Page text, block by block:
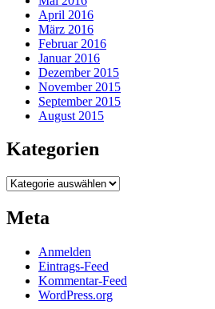
April 2016
März 2016
Februar 2016
Januar 2016
Dezember 2015
November 2015
September 2015
August 2015
Kategorien
Kategorien
Meta
Anmelden
Eintrags-Feed
Kommentar-Feed
WordPress.org